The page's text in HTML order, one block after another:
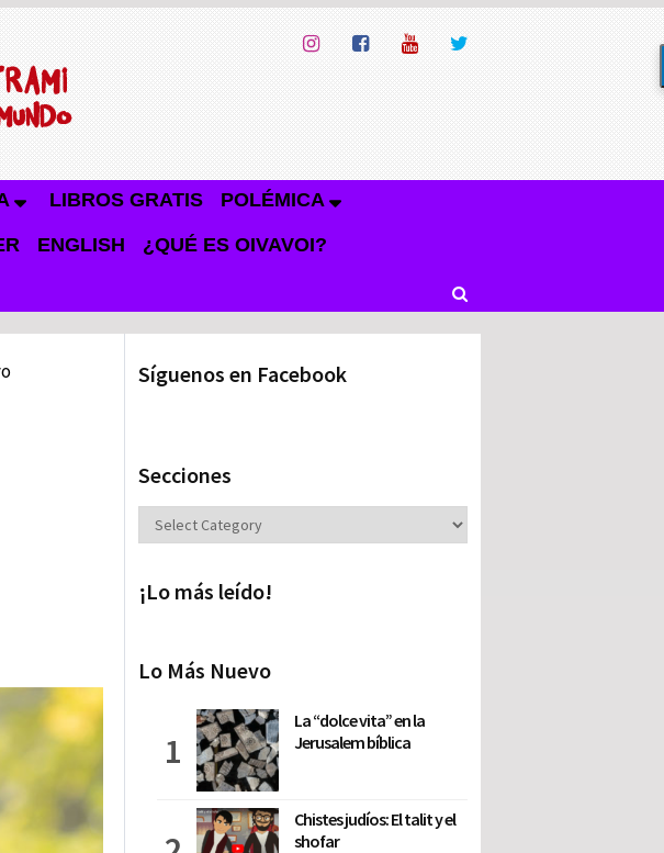
LIBROS GRATIS POLÉMICA
ENGLISH ¿QUÉ ES OIVAVOI?
Síguenos en Facebook
Secciones
Secciones
¡Lo más leído!
Lo Más Nuevo
La “dolce vita” en la
Jerusalem bíblica
Chistes judíos: El talit y el
shofar